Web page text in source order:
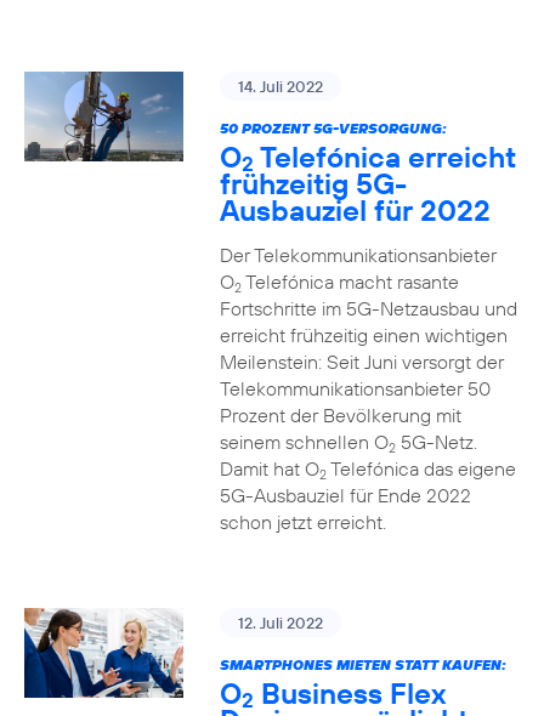
14. Juli 2022
50 PROZENT 5G-VERSORGUNG:
O2 Telefónica erreicht
frühzeitig 5G-
Ausbauziel für 2022
Der Telekommunikationsanbieter
O2Telefónica macht rasante
Fortschritte im 5G-Netzausbau und
erreicht frühzeitig einen wichtigen
Meilenstein: Seit Juni versorgt der
Telekommunikationsanbieter 50
Prozent der Bevölkerung mit
seinem schnellen O25G-Netz.
Damit hat O2Telefónica das eigene
5G-Ausbauziel für Ende 2022
schon jetzt erreicht.
12. Juli 2022
SMARTPHONES MIETEN STATT KAUFEN:
O2 Business Flex